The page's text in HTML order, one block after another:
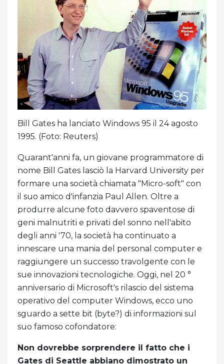
Bill Gates ha lanciato Windows 95 il 24 agosto
1995. (Foto: Reuters)
Quarant'anni fa, un giovane programmatore di
nome Bill Gates lasciò la Harvard University per
formare una società chiamata "Micro-soft" con
il suo amico d'infanzia Paul Allen. Oltre a
produrre alcune foto davvero spaventose di
geni malnutriti e privati ​​del sonno nell'abito
degli anni '70, la società ha continuato a
innescare una mania del personal computer e
raggiungere un successo travolgente con le
sue innovazioni tecnologiche. Oggi, nel 20 °
anniversario di Microsoft's rilascio del sistema
operativo del computer Windows, ecco uno
sguardo a sette bit (byte?) di informazioni sul
suo famoso cofondatore:
Non dovrebbe sorprendere il fatto che i
Gates di Seattle abbiano dimostrato un